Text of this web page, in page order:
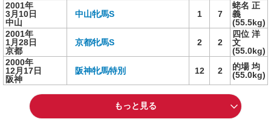
2001年
3月10日
中山
中山牝馬S 1 7
蛯名 正
義
(55.5kg)
2001年
1月28日
京都
京都牝馬S 2 2
四位 洋
文
(55.0kg)
2000年
12月17日
阪神
阪神牝馬特別 12 2
的場 均
(55.0kg)
もっと見る